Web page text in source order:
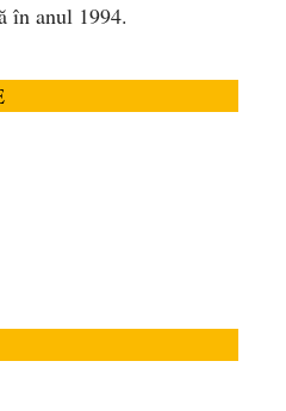
în anul 1994.